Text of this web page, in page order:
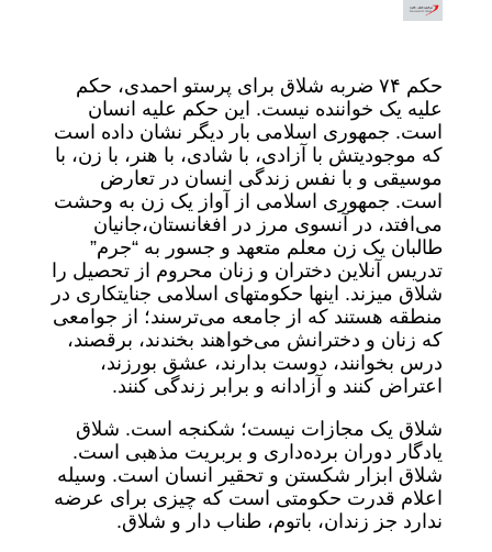
حکم ۷۴ ضربه شلاق برای پرستو احمدی، حکم
علیه یک خواننده نیست. این حکم علیه انسان
است. جمهوری اسلامی بار دیگر نشان داده است
که موجودیتش با آزادی، با شادی، با هنر، با زن، با
موسیقی و با نفس زندگی انسان در تعارض
است. جمهوری اسلامی از آواز یک زن به وحشت
می‌افتد، در آنسوی مرز در افغانستان،جانیان
طالبان یک زن معلم متعهد و جسور به “جرم”
تدریس آنلاین دختران و زنان محروم از تحصیل را
شلاق میزند. اینها حکومتهای اسلامی جنایتکاری در
منطقه هستند که از جامعه می‌ترسند؛ از جوامعی
که زنان و دخترانش می‌خواهند بخندند، برقصند،
درس بخوانند، دوست بدارند، عشق بورزند،
اعتراض کنند و آزادانه و برابر زندگی کنند.
شلاق یک مجازات نیست؛ شکنجه است. شلاق
یادگار دوران برده‌داری و بربریت مذهبی است.
شلاق ابزار شکستن و تحقیر انسان است. وسیله
اعلام قدرت حکومتی است که چیزی برای عرضه
ندارد جز زندان، باتوم، طناب دار و شلاق.